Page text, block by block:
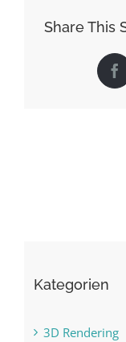
Share This
Kategorien
3D Rendering